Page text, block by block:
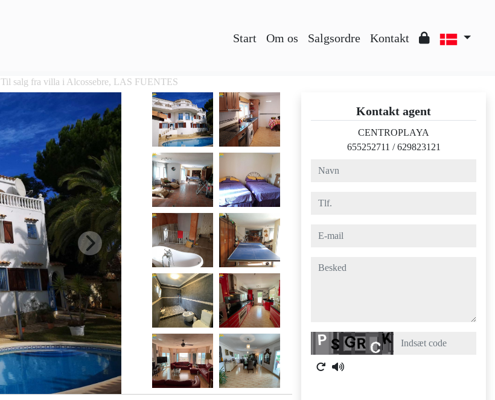
Start Om os Salgsordre Kontakt
Til salg fra villa i Alcossebre, LAS FUENTES
Kontakt agent
CENTROPLAYA
655252711 /629823121
navn
tlf.
e-mail
besked
Captcha